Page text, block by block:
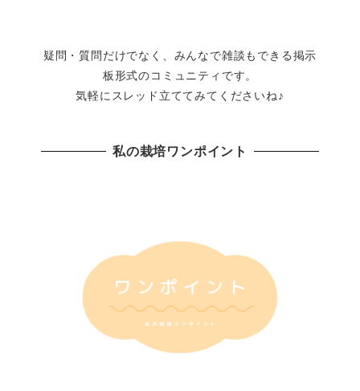
疑問・質問だけでなく、みんなで雑談もできる掲示
板形式のコミュニティです。
気軽にスレッド立ててみてくださいね♪
私の栽培ワンポイント